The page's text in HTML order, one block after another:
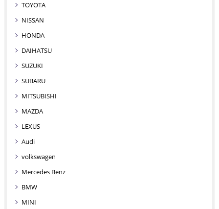
TOYOTA
NISSAN
HONDA
DAIHATSU
SUZUKI
SUBARU
MITSUBISHI
MAZDA
LEXUS
Audi
volkswagen
Mercedes Benz
BMW
MINI